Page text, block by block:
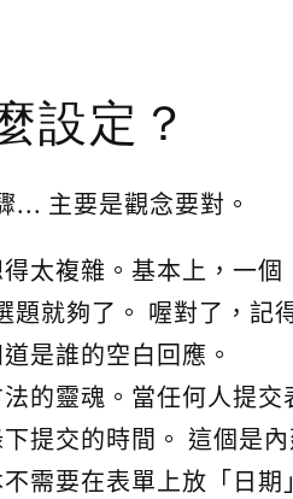
設定？
... 主要是觀念要對。
得太複雜。基本上，一
就夠了。 喔對了，記
是誰的空白回應。
法的靈魂。當任何人提
提交的時間。 這個是
需要在表單上放「日期